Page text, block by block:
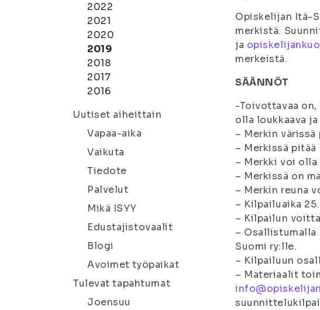
2022
2021
2020
2019
2018
2017
2016
Uutiset aiheittain
Vapaa-aika
Vaikuta
Tiedote
Palvelut
Mikä ISYY
Edustajistovaalit
Blogi
Avoimet työpaikat
Tulevat tapahtumat
Joensuu
Opiskelijan Itä-
merkistä.
ja
merkeistä.
SÄÄNNÖT
-Toivottavaa
olla loukkaava
– Merkin
– Merkissä
– Merkki voi
– Merkissä on
– Merkin reuna
– Kilpailuaika
– Kilpailun
–
Suomi ry:lle.
– Kilpailuun
– Materiaalit